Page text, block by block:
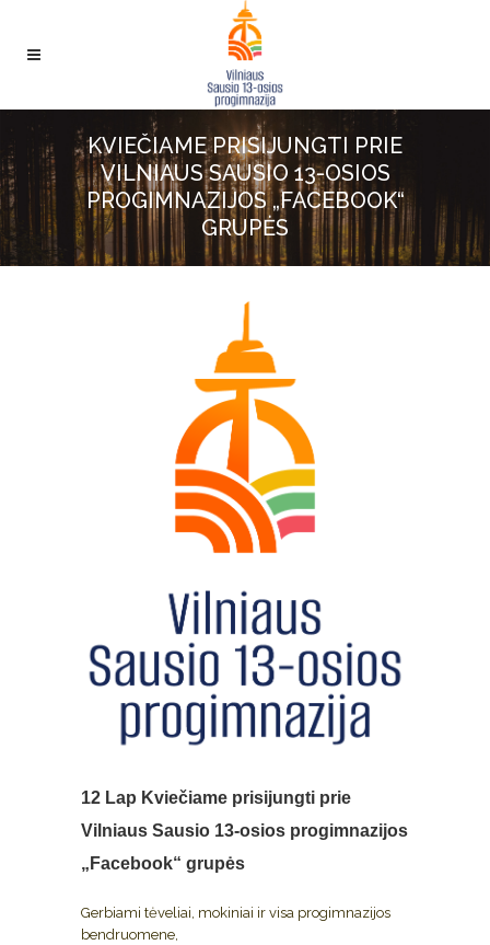
KVIEČIAME PRISIJUNGTI PRIE
VILNIAUS SAUSIO 13-OSIOS
PROGIMNAZIJOS „FACEBOOK“
GRUPĖS
12 Lap Kviečiame prisijungti prie
Vilniaus Sausio 13-osios progimnazijos
„Facebook“ grupės
Gerbiami tėveliai, mokiniai ir visa progimnazijos
bendruomene,